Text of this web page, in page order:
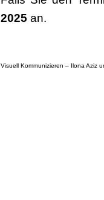
2025 an.
Visuell Kommunizieren – Ilona Aziz